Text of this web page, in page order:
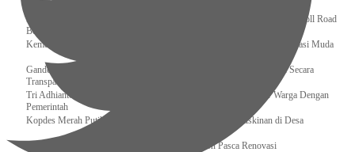
Dukung Kelancaran Lalu Lintas Libur Idul Fitri 1446h / 2025m, Waskita Toll Road
Berlakukan Diskon Tarif Sebesar 20%
Kemenekraf – Kemeninves Perkuat Sinergi Demi Lapangan Kerja Generasi Muda
Gandeng KPK , Gus Ipul Memastikan Penyaluran Bansos Dilakukan Secara
Transparan dan Tepat Sasaran
Tri Adhianto Katakan : Tarling Sebagai Sarana Komunikasi Antar Warga Dengan
Pemerintah
Kopdes Merah Putih Instrumen Penting Pengentasan Kemiskinan di Desa
Presiden, Prabowo Subianto Resmikan 17 Stadion Pasca Renovasi